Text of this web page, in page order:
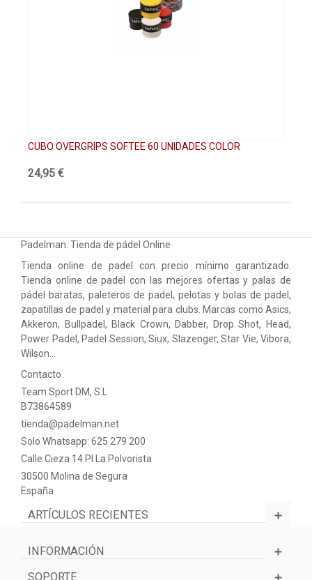
CUBO OVERGRIPS SOFTEE 60 UNIDADES COLOR
24,95 €
Padelman. Tienda de pádel Online
Tienda online de padel con precio mínimo garantizado.
Tienda online de padel con las mejores ofertas y palas de
pádel baratas, paleteros de padel, pelotas y bolas de padel,
zapatillas de padel y material para clubs. Marcas como Asics,
Akkeron, Bullpadel, Black Crown, Dabber, Drop Shot, Head,
Power Padel, Padel Session, Siux, Slazenger, Star Vie, Vibora,
Wilson…
Contacto
Team Sport DM, S.L
B73864589
tienda@padelman.net
Solo Whatsapp: 625 279 200
Calle Cieza 14 PI La Polvorista
30500 Molina de Segura
España
ARTÍCULOS RECIENTES
INFORMACIÓN
SOPORTE